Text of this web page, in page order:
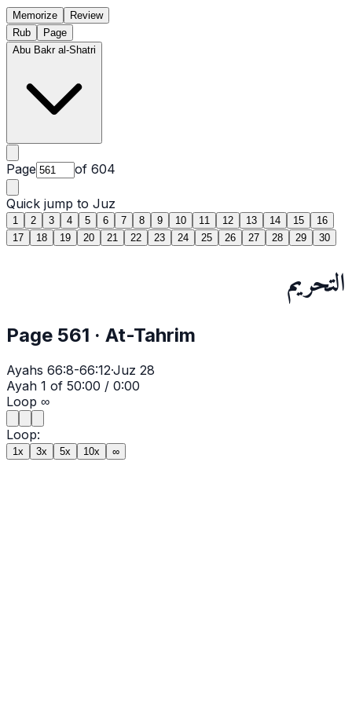
Memorize
Review
Rub
Page
Abu Bakr al-Shatri
Page of 604
Quick jump to Juz
1 2 3 4 5 6 7 8 9 10 11 12 13 14 15
16
17
18 19 20 21 22 23 24 25 26 27 28 29 30
التحريم
Page 561 · At-Tahrim
Ayahs 66:8-66:12·Juz 28
Ayah 1 of 50:00 / 0:00
Loop ∞
Loop:
1x 3x 5x 10x ∞